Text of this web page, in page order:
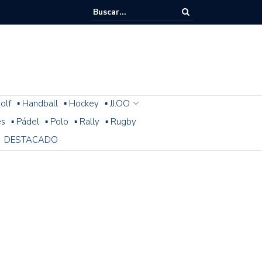
▪ Handball ▪ Hockey ▪ JJ.OO
▪ Pádel ▪ Polo ▪ Rally ▪ Rugby
DESTACADO